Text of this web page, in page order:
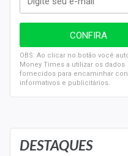
DESTAQUES
OBS: Ao clicar no botão você
Money Times a utilizar os dados
fornecidos para encaminhar
informativos e publicitários.